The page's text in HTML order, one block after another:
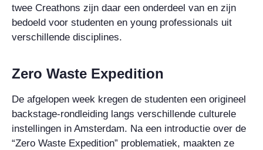
twee Creathons zijn daar een onderdeel van en zijn
bedoeld voor studenten en young professionals uit
verschillende disciplines.
Zero Waste Expedition
De afgelopen week kregen de studenten een origineel
backstage-rondleiding langs verschillende culturele
instellingen in Amsterdam. Na een introductie over de
“Zero Waste Expedition” problematiek, maakten ze